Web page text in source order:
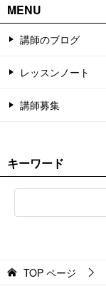
MENU
講師のブログ
レッスンノート
講師募集
キーワード
TOP ページ